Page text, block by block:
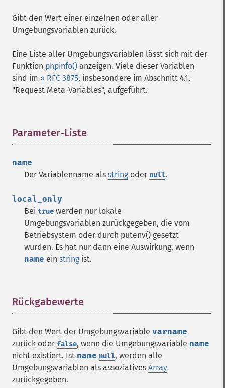
Gibt den Wert einer einzelnen oder aller
Umgebungsvariablen zurück.
Eine Liste aller Umgebungsvariablen lässt sich mit der
Funktion phpinfo() anzeigen. Viele dieser Variablen
sind im » RFC 3875, insbesondere im Abschnitt 4.1,
"Request Meta-Variables", aufgeführt.
Parameter-Liste
name
Der Variablenname als string oder null.
local_only
Bei true werden nur lokale
Umgebungsvariablen zurückgegeben, die vom
Betriebsystem oder durch putenv() gesetzt
wurden. Es hat nur dann eine Auswirkung, wenn
name ein string ist.
Rückgabewerte
Gibt den Wert der Umgebungsvariable varname
zurück oder false, wenn die Umgebungsvariable name
nicht existiert. Ist name null, werden alle
Umgebungsvariablen als assoziatives Array
zurückgegeben.